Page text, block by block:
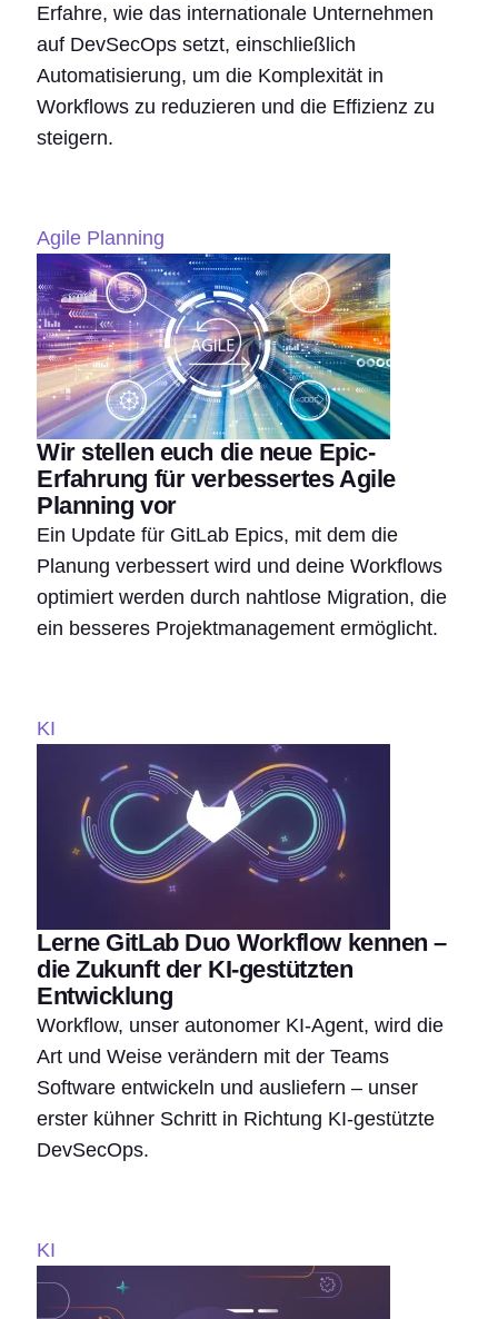
Erfahre, wie das internationale Unternehmen
auf DevSecOps setzt, einschließlich
Automatisierung, um die Komplexität in
Workflows zu reduzieren und die Effizienz zu
steigern.
Agile Planning
Wir stellen euch die neue Epic-
Erfahrung für verbessertes Agile
Planning vor
Ein Update für GitLab Epics, mit dem die
Planung verbessert wird und deine Workflows
optimiert werden durch nahtlose Migration, die
ein besseres Projektmanagement ermöglicht.
KI
Lerne GitLab Duo Workflow kennen –
die Zukunft der KI-gestützten
Entwicklung
Workflow, unser autonomer KI-Agent, wird die
Art und Weise verändern mit der Teams
Software entwickeln und ausliefern – unser
erster kühner Schritt in Richtung KI-gestützte
DevSecOps.
KI